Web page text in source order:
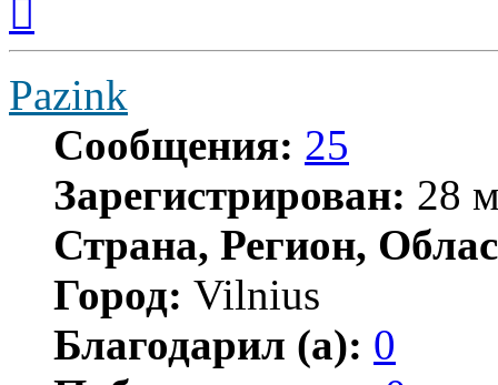
началу
Pazink
Сообщения: 25
Зарегистрирован: 28
Страна, Регион,
Город: Vilnius
Благодарил (а): 0